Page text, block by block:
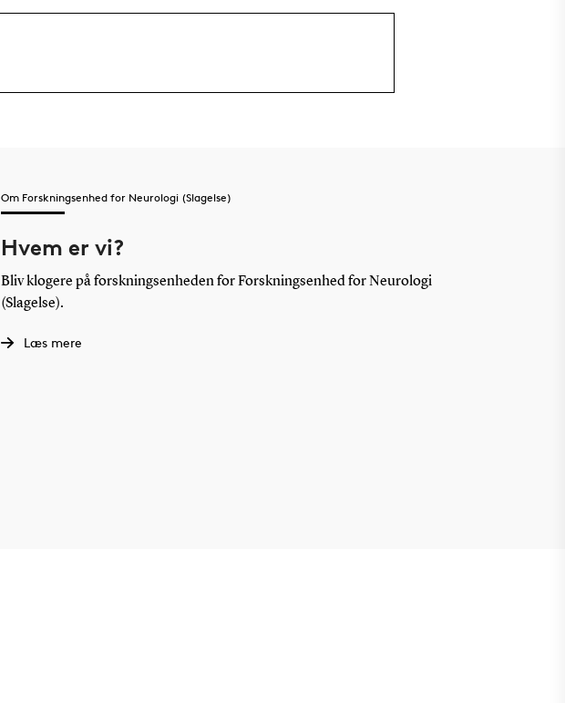
Om Forskningsenhed for Neurologi (Slagelse)
Hvem er vi?
Bliv klogere på forskningsenheden for Forskningsenhed for Neurologi
(Slagelse).
Læs mere